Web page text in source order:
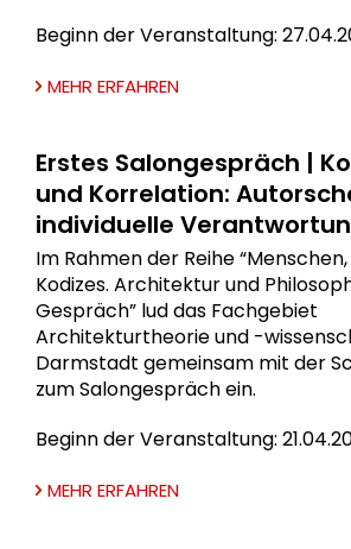
Beginn der Veranstaltung:
MEHR ERFAHREN
Erstes Salongespräch |
und Korrelation:
individuelle
Im Rahmen der Reihe
Kodizes. Architektur und
Gespräch” lud das Fachgebiet
Architekturtheorie und -
Darmstadt gemeinsam mit der
zum Salongespräch ein.
Beginn der Veranstaltung:
MEHR ERFAHREN